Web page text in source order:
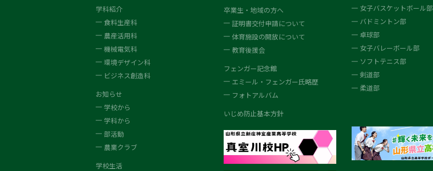
学科紹介
食料生産科
農産活用科
機械電気科
環境デザイン科
ビジネス創造科
お知らせ
学校から
学科から
部活動
農業クラブ
学校生活
卒業生・地域の方へ
証明書交付申請について
体育施設の開放について
教育後援会
フェンガー記念館
エミール・フェンガー氏略歴
フォトアルバム
いじめ防止基本方針
女子バスケットボール部
バドミントン部
卓球部
女子バレーボール部
ソフトテニス部
剣道部
柔道部